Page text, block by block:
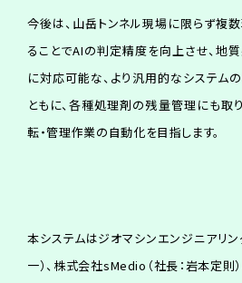
今後は、山岳トンネル現場に限らず複
ることでAIの判定精度を向上させ、地
に対応可能な、より汎用的なシステム
ともに、各種処理剤の残量管理にも取
転・管理作業の自動化を目指します。
本システムはジオマシンエンジニアリ
一）、株式会社sMedio（社長：岩本定則）